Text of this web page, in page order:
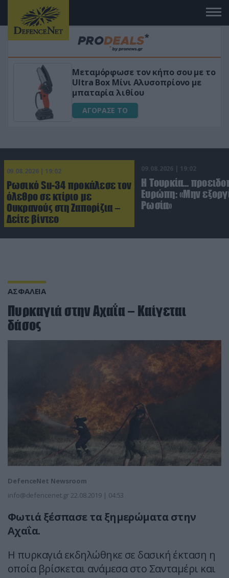
Μεταμόρφωσε τον κήπο σου με το
Ultra Box Μίνι Αλυσοπρίονο με
μπαταρία λιθίου
ΑΓΟΡΑΣΕ ΤΟ
09.08.2026 | 19:02
Ρωσικό Su-34 προκάλεσε τον
όλεθρο σε κτίριο με
Ουκρανούς στη Ζαπορίζια –
Δείτε βίντεο
09.08.2026 | 19:02
Η Τουρκία…
Ευρώπη: «Μην
Ρωσία»
ΑΣΦΑΛΕΙΑ
Πυρκαγιά στην Αχαΐα – Καίγεται
δάσος
DefenceNet Newsroom
info@defencenet.gr 22.08.2019 | 04:53
Φωτιά ξέσπασε τα ξημερώματα στην
Αχαΐα.
Η πυρκαγιά εκδηλώθηκε σε δασική έκταση η
οποία βρίσκεται ανάμεσα στο Σανταμέρι και